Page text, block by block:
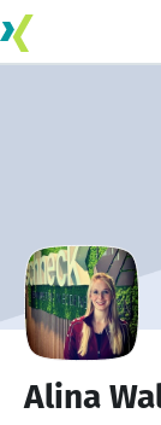
Alina